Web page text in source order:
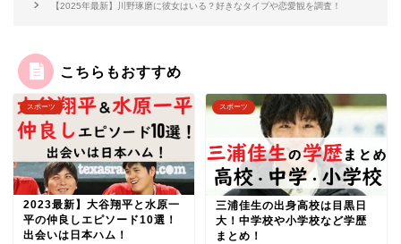
【2025年最新】川野琢磨に彼女はいる？好きなタイプや恋愛観を調査！
こちらもおすすめ
スポーツ
2023最新】大谷翔平と水原一
平の仲良しエピソード10選！
出会いは日本ハム！
スポーツ
三浦佳生の出身高校は目黒日
大！中学校や小学校など学歴
まとめ！